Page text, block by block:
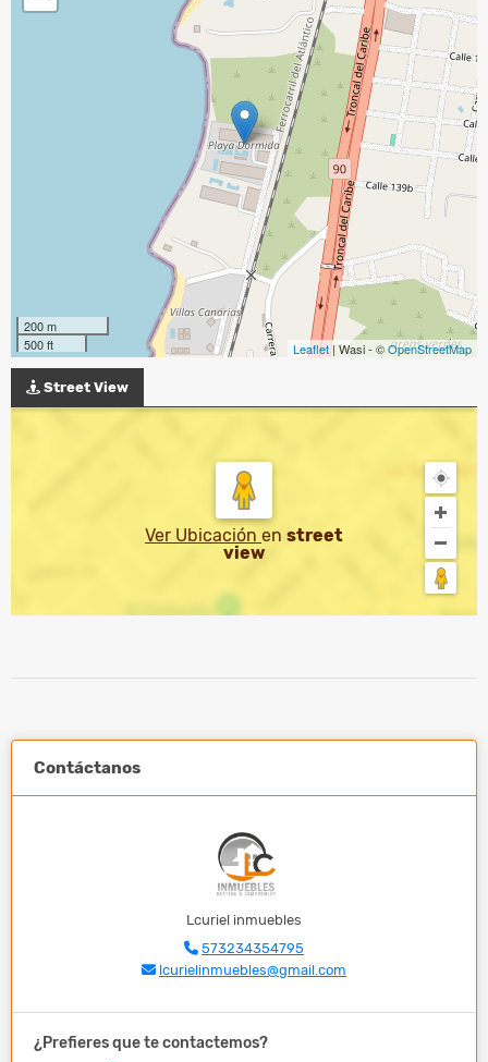
200 m
500 ft
Leaflet| Wasi - ©OpenStreetMap
Street View
Ver Ubicación en street
view
Contáctanos
Lcuriel inmuebles
573234354795
lcurielinmuebles@gmail.com
¿Prefieres que te contactemos?